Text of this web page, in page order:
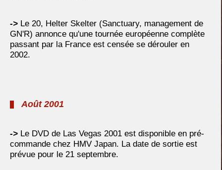
-> Le 20, Helter Skelter (Sanctuary, management de
GN'R) annonce qu'une tournée européenne complète
passant par la France est censée se dérouler en
2002.
Août 2001
-> Le DVD de Las Vegas 2001 est disponible en pré-
commande chez HMV Japan. La date de sortie est
prévue pour le 21 septembre.